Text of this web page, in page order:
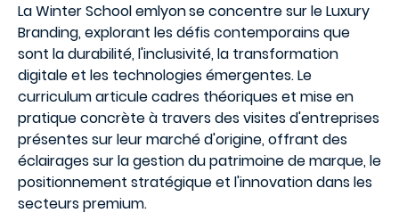
La Winter School emlyonse concentre sur le Luxury
Branding, explorant les défis contemporains que
sont la durabilité, l'inclusivité, la transformation
digitale et les technologies émergentes. Le
curriculum articule cadres théoriques et mise en
pratique concrète à travers des visites d'entreprises
présentes sur leur marché d'origine, offrant des
éclairages sur la gestion du patrimoine de marque, le
positionnement stratégique et l'innovation dans les
secteurs premium.